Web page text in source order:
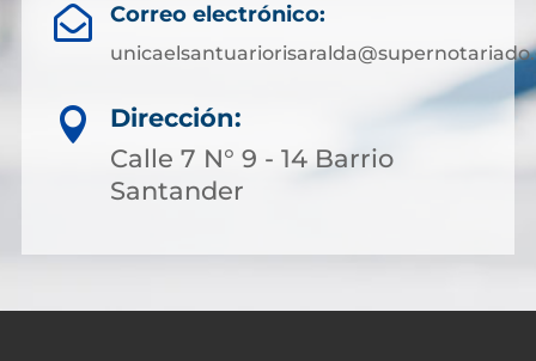
 Correo electrónico:

Dirección:
Calle 7 N° 9 - 14 Barrio
Santander